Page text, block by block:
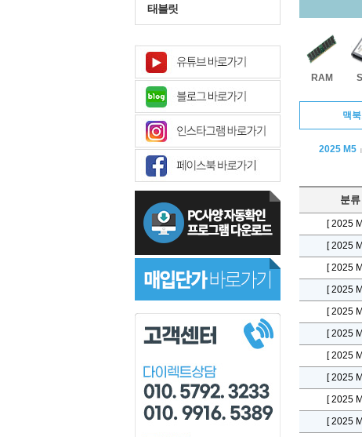
태블릿
RAM
맥
2025 M5
분류
[ 2025
[ 2025
[ 2025
[ 2025
[ 2025
[ 2025
[ 2025
[ 2025
[ 2025
[ 2025